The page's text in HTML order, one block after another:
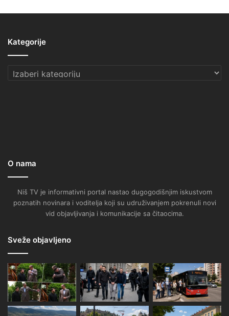
Kategorije
Kategorije
O nama
Niš TV je informativni portal nastao dugogodišnjim iskustvom
poznatih novinara i voditelja koji su udruživanjem pokrenuli novi
vid objavljivanja i komunikacije sa čitaocima.
Sveže objavljeno